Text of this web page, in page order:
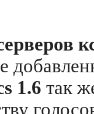
1.6 так